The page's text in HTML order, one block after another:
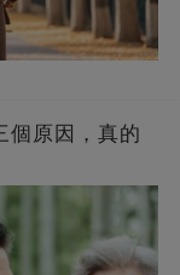
個原因，真的